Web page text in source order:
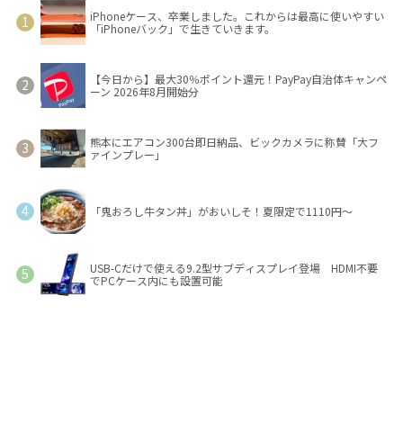
iPhoneケース、卒業しました。これからは最高に使いやすい
「iPhoneバック」で生きていきます。
【今日から】最大30％ポイント還元！PayPay自治体キャンペ
ーン 2026年8月開始分
熊本にエアコン300台即日納品、ビックカメラに称賛「大フ
ァインプレー」
「鬼おろし牛タン丼」がおいしそ！夏限定で1110円～
USB-Cだけで使える9.2型サブディスプレイ登場 HDMI不要
でPCケース内にも設置可能